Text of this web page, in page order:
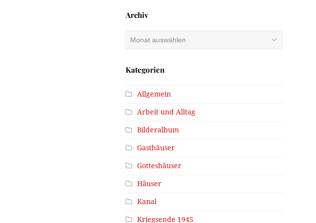
Archiv
Kategorien
Allgemein
Arbeit und Alltag
Bilderalbum
Gasthäuser
Gotteshäuser
Häuser
Kanal
Kriegsende 1945